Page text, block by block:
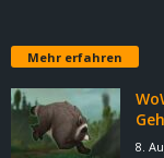
Mehr erfahren
8.